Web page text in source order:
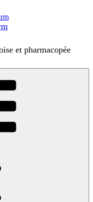
et pharmacopée